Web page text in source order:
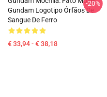
Gundam Logotipo Órfãos De
Sangue De Ferro
€ 33,94 - € 38,18
-20%